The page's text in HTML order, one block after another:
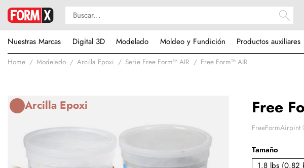
Nuestras Marcas
Digital 3D Modelado Moldeo y Fundición Productos auxiliares
Home Modelado Arcilla Epoxi Serie Free Form™ AIR Free Form™ AIR
Free
FreeFormAirpint
Arcilla Epoxi
Tamaño
1.8 lbs (0.82